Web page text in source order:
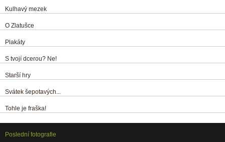
Kulhavý mezek
O Zlatušce
Plakáty
S tvojí dcerou? Ne!
Starší hry
Svátek šepotavých...
Tohle je fraška!
Poslední fotografie